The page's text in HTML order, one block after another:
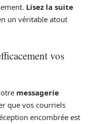
Lisez la suite
un véritable atout
vos
messagerie
que vos courriels
encombrée est